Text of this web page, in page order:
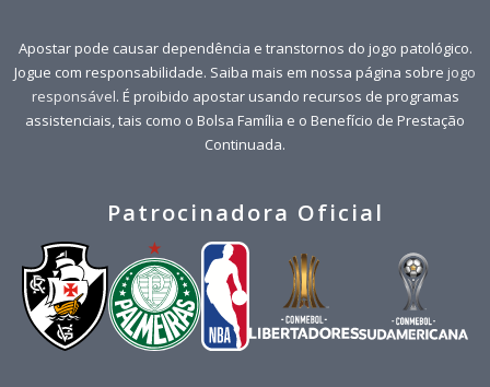
Apostar pode causar dependência e transtornos do jogo patológico.
Jogue com responsabilidade. Saiba mais em nossa página sobre jogo
responsável. É proibido apostar usando recursos de programas
assistenciais, tais como o Bolsa Família e o Benefício de Prestação
Continuada.
Patrocinadora Oficial